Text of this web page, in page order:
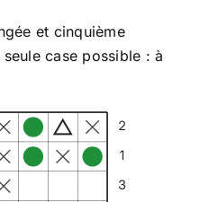
et cinquième
case possible : à